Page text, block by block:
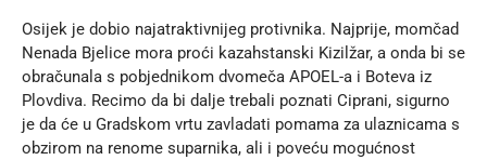
Osijek je dobio najatraktivnijeg protivnika. Najprije, momčad
Nenada Bjelice mora proći kazahstanski Kizilžar, a onda bi se
obračunala s pobjednikom dvomeča APOEL-a i Boteva iz
Plovdiva. Recimo da bi dalje trebali poznati Ciprani, sigurno
je da će u Gradskom vrtu zavladati pomama za ulaznicama s
obzirom na renome suparnika, ali i poveću mogućnost